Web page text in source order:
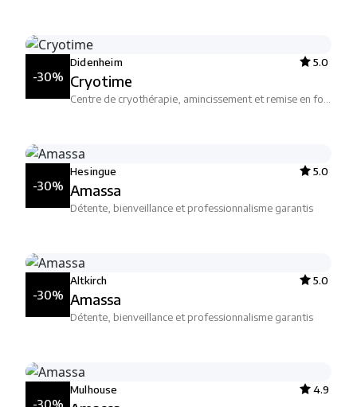
-30%
Didenheim 5.0
Cryotime
-30%
Hesingue 5.0
Amassa
Détente, bienveillance et professionnalisme garantis
-30%
Altkirch 5.0
Amassa
Détente, bienveillance et professionnalisme garantis
-30%
Mulhouse 4.9